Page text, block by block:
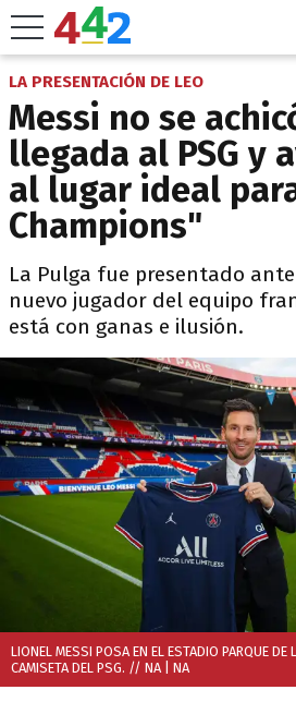
LA PRESENTACIÓN DE LEO
Messi no se
llegada al PSG y
al lugar ideal
Champions"
La Pulga fue presentado
nuevo jugador del equipo
está con ganas e ilusión.
LIONEL MESSI POSA EN EL ESTADIO PARQUE DE
CAMISETA DEL PSG. // NA | NA